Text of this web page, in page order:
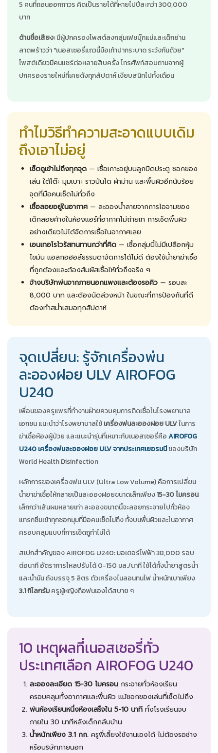
5 คนที่ถอนออกถาวร คิดเป็นรายได้ที่หายไปปีละกว่า 300,000
บาท
ด้านชื่อเสียง:มีผู้ปกครองโพสต์ลงกลุ่มเฟซบุ๊กแม่และเด็กย่าน
ลาดพร้าวว่า "เนอสเซอรี่แถวนี้มือเท้าปากระบาด ระวังกันด้วย"
โพสต์เดียวมีคนแชร์ต่อหลายสิบครั้ง โทรศัพท์สอบถามจากผู้
ปกครองรายใหม่ที่เคยดังทุกสัปดาห์ เงียบสนิทไปทั้งเดือน
ทำไมวิธีทำความสะอาดแบบเดิม
ถึงเอาไม่อยู่
เช็ดถูเข้าไม่ถึงทุกจุด — เชื้อเกาะอยู่บนลูกบิดประตู ซอกของ
เล่น ใต้โต๊ะ มุมเบาะ ราวบันได ผ้าม่าน และพื้นผิวอีกนับร้อย
จุดที่มือคนเช็ดไม่ทั่วถึง
เชื้อลอยอยู่ในอากาศ— ละอองน้ำลายจากการไอจามของ
เด็กลอยค้างในห้องแอร์ที่อากาศไม่ถ่ายเท การเช็ดพื้นผิว
อย่างเดียวไม่ได้จัดการเชื้อในอากาศเลย
เอนเทอโรไวรัสทนทานกว่าที่คิด — เชื้อกลุ่มนี้ไม่มีเปลือกหุ้ม
ไขมัน แอลกอฮอล์ธรรมดาจัดการได้ไม่ดี ต้องใช้น้ำยาฆ่าเชื้อ
ที่ถูกต้องและต้องสัมผัสเชื้อให้ทั่วถึงจริง ๆ
จ้างบริษัทพ่นจากภายนอกแพงและต้องรอคิว — รอบละ
8,000 บาท และต้องนัดล่วงหน้า ในขณะที่การป้องกันที่ดี
ต้องทำสม่ำเสมอทุกสัปดาห์
จุดเปลี่ยน: รู้จักเครื่องพ่น
ละอองฝอย ULV AIROFOG
U240
เพื่อนของครูแพรที่ทำงานฝ่ายควบคุมการติดเชื้อในโรงพยาบาล
เอกชน แนะนำว่าโรงพยาบาลใช้เครื่องพ่นละอองฝอย ULVในการ
ฆ่าเชื้อห้องผู้ป่วย และแนะนำรุ่นที่เหมาะกับเนอสเซอรี่คือAIROFOG
U240 เครื่องพ่นละอองฝอย ULV จากประเทศเยอรมนีของบริษัท
World Health Disinfection
หลักการของเครื่องพ่น ULV (Ultra Low Volume) คือการเปลี่ยน
น้ำยาฆ่าเชื้อให้กลายเป็นละอองฝอยขนาดเล็กเพียง15-30 ไมครอน
เล็กกว่าเส้นผมหลายเท่า ละอองขนาดนี้จะลอยกระจายไปทั่วห้อง
แทรกซึมเข้าทุกซอกมุมที่มือคนเช็ดไม่ถึง ทั้งบนพื้นผิวและในอากาศ
ครอบคลุมแบบที่การเช็ดถูทำไม่ได้
สเปกสำคัญของ AIROFOG U240: มอเตอร์ไฟฟ้า 38,000 รอบ
ต่อนาที อัตราการไหลปรับได้ 0-150 มล./นาที ใช้ได้ทั้งน้ำยาสูตรน้ำ
และน้ำมัน ถังบรรจุ 5 ลิตร ตัวเครื่องไนลอนทนไฟ น้ำหนักเบาเพียง
3.1 กิโลกรัมครูผู้หญิงถือพ่นเองได้สบาย ๆ
10 เหตุผลที่เนอสเซอรี่ทั่ว
ประเทศเลือก AIROFOG U240
ละอองละเอียด 15-30 ไมครอน กระจายทั่วห้องเรียน
ครอบคลุมทั้งอากาศและพื้นผิว แม้ซอกของเล่นที่เช็ดไม่ถึง
พ่นห้องเรียนหนึ่งห้องเสร็จใน 5-10 นาที ทั้งโรงเรียนจบ
ภายใน 30 นาทีหลังเด็กกลับบ้าน
น้ำหนักเพียง 3.1 กก. ครูพี่เลี้ยงใช้งานเองได้ ไม่ต้องรอช่าง
หรือบริษัทภายนอก